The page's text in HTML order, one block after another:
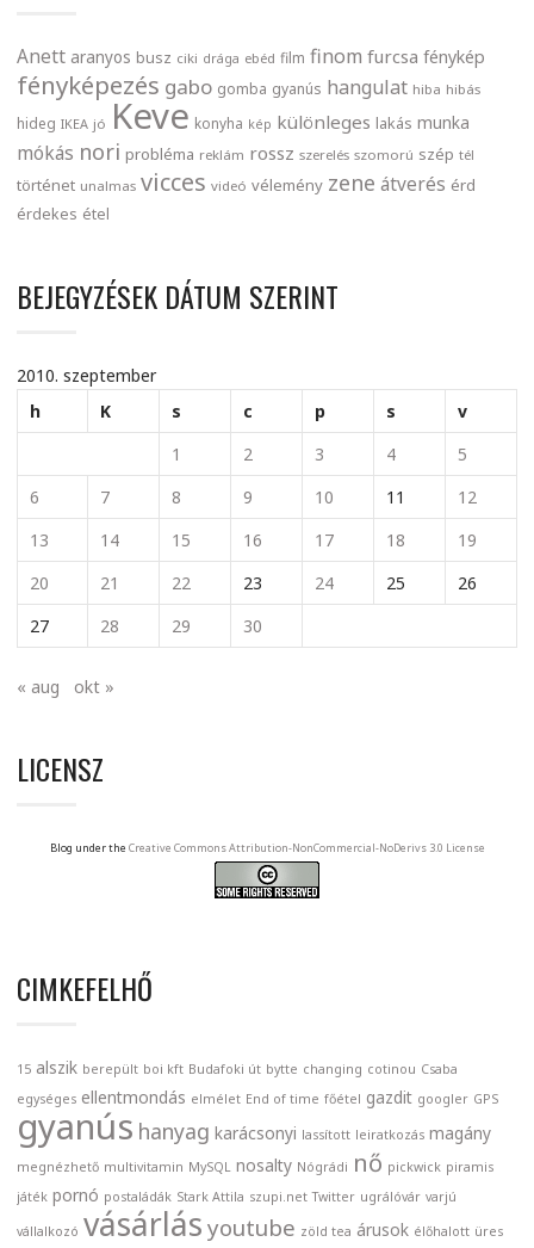
Anett aranyos busz ciki drága ebéd film finom furcsa fénykép
fényképezés gabo gomba gyanús hangulat hiba hibás
hideg IKEA jó Keve konyha kép különleges lakás munka
mókás nori probléma reklám rossz szerelés szomorú szép tél
történet unalmas vicces videó vélemény zene átverés érd
érdekes étel
BEJEGYZÉSEK DÁTUM SZERINT
2010. szeptember
h
K s c p s
v
1
2 3 4
5
6
7 8 9 10 11
12
13
14 15 16 17 18
19
20
21 22 23 24 25
26
27
28 29 30
« aug okt »
LICENSZ
Blog under the Creative Commons Attribution-NonCommercial-NoDerivs 3.0 License
CIMKEFELHŐ
15 alszik berepült boi kft Budafoki út bytte changing cotinou Csaba
egységes ellentmondás elmélet End of time főétel gazdit googler GPS
gyanús hanyag karácsonyi lassított leiratkozás magány
megnézhető multivitamin MySQL nosalty Nógrádi nő pickwick piramis
játék pornó postaládák Stark Attila szupi.net Twitter ugrálóvár varjú
vállalkozó vásárlásyoutube zöld tea árusok élőhalott üres